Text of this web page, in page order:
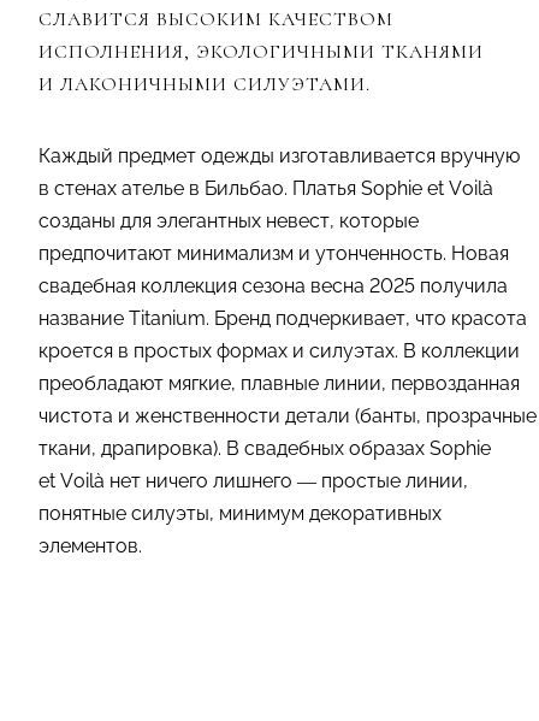
СЛАВИТСЯ ВЫСОКИМ КАЧЕСТВОМ
ИСПОЛНЕНИЯ, ЭКОЛОГИЧНЫМИ ТКАНЯМИ
И ЛАКОНИЧНЫМИ СИЛУЭТАМИ.
Каждый предмет одежды изготавливается вручную
в стенах ателье в Бильбао. Платья Sophie et Voilà
созданы для элегантных невест, которые
предпочитают минимализм и утонченность. Новая
свадебная коллекция сезона весна 2025 получила
название Titanium. Бренд подчеркивает, что красота
кроется в простых формах и силуэтах. В коллекции
преобладают мягкие, плавные линии, первозданная
чистота и женственности детали (банты, прозрачные
ткани, драпировка). В свадебных образах Sophie
et Voilà нет ничего лишнего — простые линии,
понятные силуэты, минимум декоративных
элементов.